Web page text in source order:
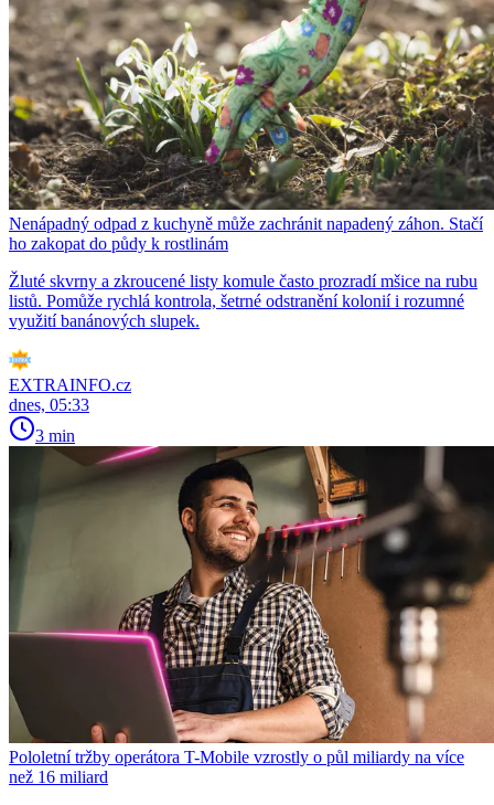
Nenápadný odpad z kuchyně může zachránit napadený záhon. Stačí
ho zakopat do půdy k rostlinám
Žluté skvrny a zkroucené listy komule často prozradí mšice na rubu
listů. Pomůže rychlá kontrola, šetrné odstranění kolonií i rozumné
využití banánových slupek.
EXTRAINFO.cz
dnes, 05:33
3 min
Pololetní tržby operátora T-Mobile vzrostly o půl miliardy na více
než 16 miliard